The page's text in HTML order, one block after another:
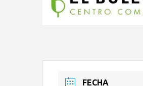
FECHA